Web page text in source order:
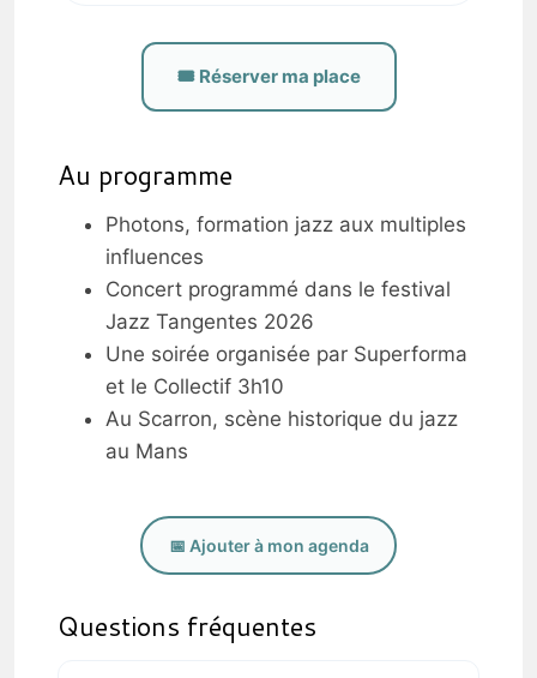
🎟️ Réserver ma place
Au programme
Photons, formation jazz aux multiples
influences
Concert programmé dans le festival
Jazz Tangentes 2026
Une soirée organisée par Superforma
et le Collectif 3h10
Au Scarron, scène historique du jazz
au Mans
📅 Ajouter à mon agenda
Questions fréquentes